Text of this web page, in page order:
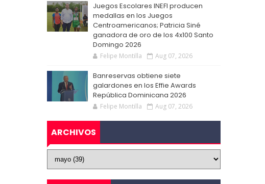
Juegos Escolares INEFI producen
medallas en los Juegos
Centroamericanos; Patricia Siné
ganadora de oro de los 4x100 Santo
Domingo 2026
Felipe Montilla Aug 07, 2026
Banreservas obtiene siete
galardones en los Effie Awards
República Dominicana 2026
Felipe Montilla Aug 07, 2026
ARCHIVOS